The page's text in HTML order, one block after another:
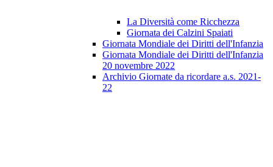
La Diversità come Ricchezza
Giornata dei Calzini Spaiati
Giornata Mondiale dei Diritti dell'Infanzia
Giornata Mondiale dei Diritti dell'Infanzia
20 novembre 2022
Archivio Giornate da ricordare a.s. 2021-
22